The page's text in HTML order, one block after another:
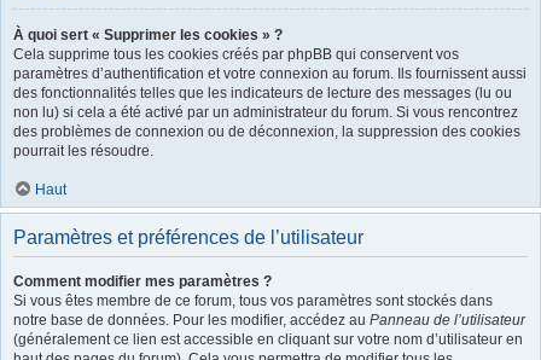
À quoi sert « Supprimer les cookies » ?
Cela supprime tous les cookies créés par phpBB qui conservent vos
paramètres d’authentification et votre connexion au forum. Ils fournissent aussi
des fonctionnalités telles que les indicateurs de lecture des messages (lu ou
non lu) si cela a été activé par un administrateur du forum. Si vous rencontrez
des problèmes de connexion ou de déconnexion, la suppression des cookies
pourrait les résoudre.
Haut
Paramètres et préférences de l’utilisateur
Comment modifier mes paramètres ?
Si vous êtes membre de ce forum, tous vos paramètres sont stockés dans
notre base de données. Pour les modifier, accédez au Panneau de l’utilisateur
(généralement ce lien est accessible en cliquant sur votre nom d’utilisateur en